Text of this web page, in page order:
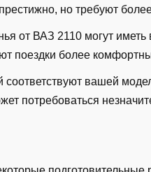
но требуют
от ВАЗ 2110 могут
поездки более
соответствуют вашей
потребоваться